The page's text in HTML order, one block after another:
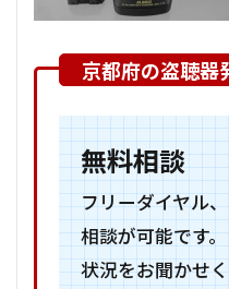
無料相談
フリーダイヤル
相談が可能です。
状況をお聞かせ